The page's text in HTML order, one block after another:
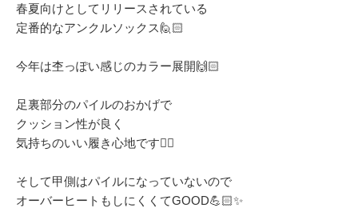
春夏向けとしてリリースされている
定番的なアンクルソックス🙋🏻
今年は杢っぽい感じのカラー展開🙌🏻
足裏部分のパイルのおかげで
クッション性が良く
気持ちのいい履き心地です👌🏻
そして甲側はパイルになっていないので
オーバーヒートもしにくくてGOOD💪🏻✨